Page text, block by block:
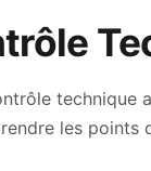
technique
les points